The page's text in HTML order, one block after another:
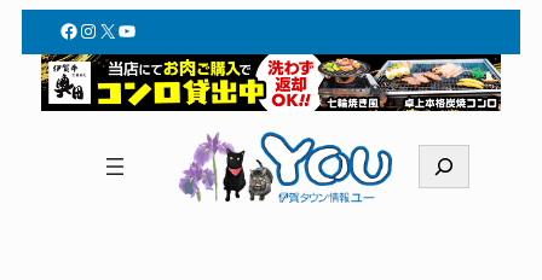
Facebook
Instagram
X YouTube
索